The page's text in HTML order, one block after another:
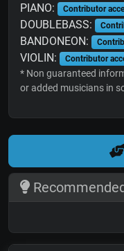
PIANO: Contributor
DOUBLEBASS:
BANDONEON:
VIOLIN: Contributor
* Non guaranteed
or added musicians in